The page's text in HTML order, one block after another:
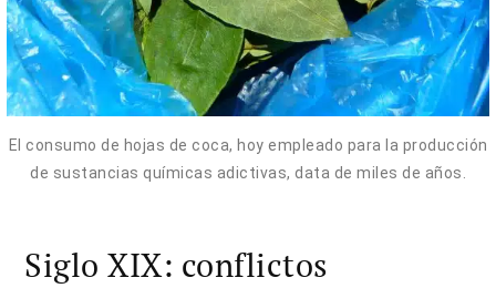
El consumo de hojas de coca, hoy empleado para la producción
de sustancias químicas adictivas, data de miles de años.
Siglo XIX: conflictos